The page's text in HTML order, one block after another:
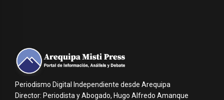
Periodismo Digital Independiente desde Arequipa
Director: Periodista y Abogado, Hugo Alfredo Amanque